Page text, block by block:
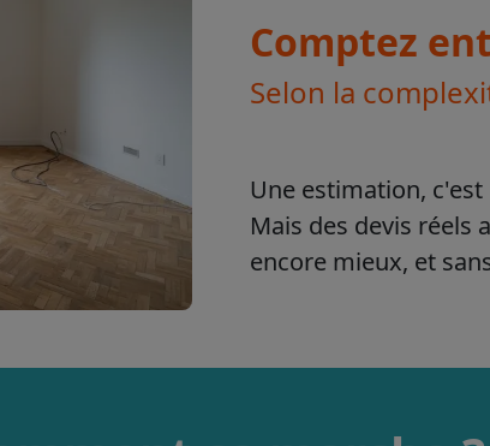
Comptez
Selon la
Une estimation, c'est
Mais des devis réels
encore mieux, et